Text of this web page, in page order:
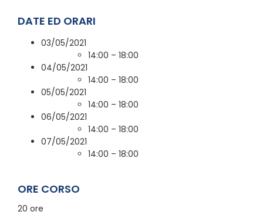
DATE ED ORARI
03/05/2021
14:00 – 18:00
04/05/2021
14:00 – 18:00
05/05/2021
14:00 – 18:00
06/05/2021
14:00 – 18:00
07/05/2021
14:00 – 18:00
ORE CORSO
20 ore